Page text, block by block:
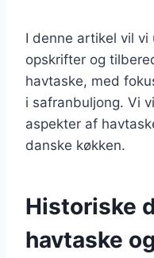
I denne artikel vil
opskrifter og
havtaske, med
i safranbuljong. Vi
aspekter af
danske køkken.
Historiske
havtaske